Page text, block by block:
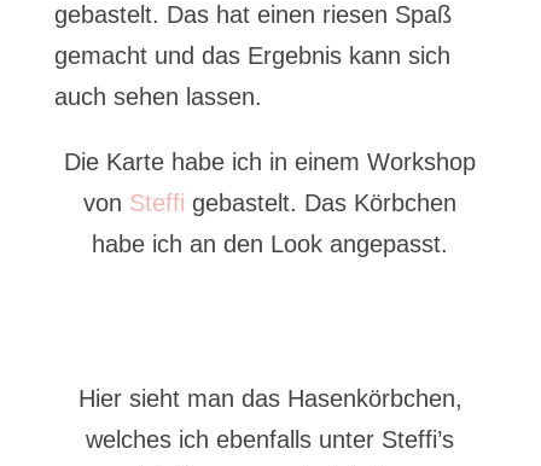
gebastelt. Das hat einen riesen Spaß
gemacht und das Ergebnis kann sich
auch sehen lassen.
Die Karte habe ich in einem Workshop
von Steffi gebastelt. Das Körbchen
habe ich an den Look angepasst.
Hier sieht man das Hasenkörbchen,
welches ich ebenfalls unter Steffi’s